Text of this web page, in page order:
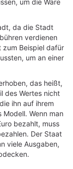
um die Ware
da die Stadt
verdienen
zum Beispiel dafür
um an einer
das heißt,
des Wertes nicht
ihn auf ihrem
Wenn man
bezahlt, muss
Der Staat
viele Ausgaben,